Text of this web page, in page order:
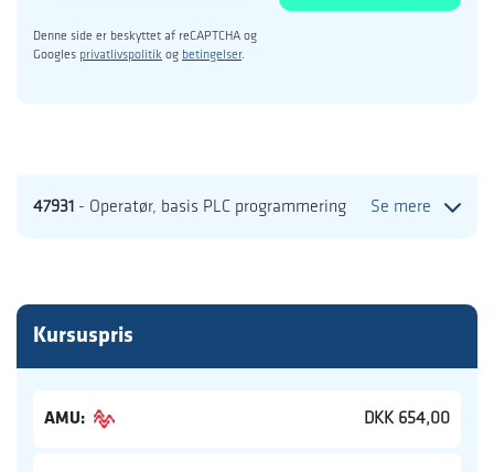
Denne side er beskyttet af reCAPTCHA og
Googles privatlivspolitik og betingelser.
47931 - Operatør, basis PLC programmering Se mere
Kursuspris
AMU: DKK 654,00